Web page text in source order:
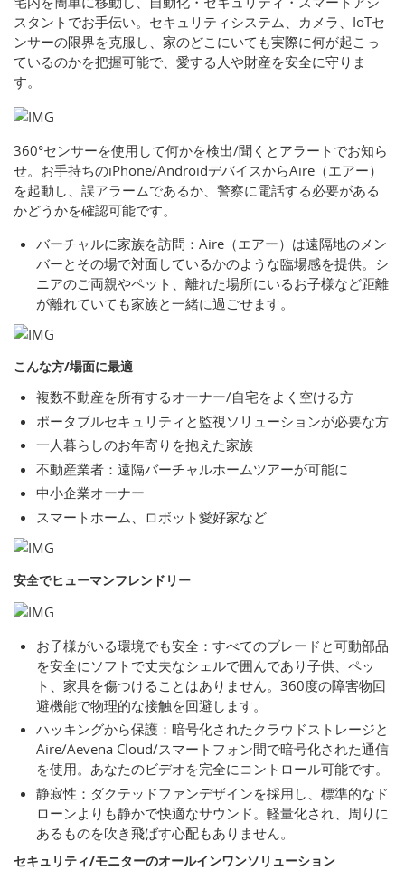
スタントでお手伝い。セキュリティシステム、カメラ、IoTセ
ンサーの限界を克服し、家のどこにいても実際に何が起こっ
ているのかを把握可能で、愛する人や財産を安全に守りま
す。
360°センサーを使用して何かを検出/聞くとアラートでお知ら
せ。お手持ちのiPhone/AndroidデバイスからAire（エアー）
を起動し、誤アラームであるか、警察に電話する必要がある
かどうかを確認可能です。
バーチャルに家族を訪問：Aire（エアー）は遠隔地のメン
バーとその場で対面しているかのような臨場感を提供。シ
ニアのご両親やペット、離れた場所にいるお子様など距離
が離れていても家族と一緒に過ごせます。
こんな方/場面に最適
複数不動産を所有するオーナー/自宅をよく空ける方
ポータブルセキュリティと監視ソリューションが必要な方
一人暮らしのお年寄りを抱えた家族
不動産業者：遠隔バーチャルホームツアーが可能に
中小企業オーナー
スマートホーム、ロボット愛好家など
安全でヒューマンフレンドリー
お子様がいる環境でも安全：すべてのブレードと可動部品
を安全にソフトで丈夫なシェルで囲んであり子供、ペッ
ト、家具を傷つけることはありません。360度の障害物回
避機能で物理的な接触を回避します。
ハッキングから保護：暗号化されたクラウドストレージと
Aire/Aevena Cloud/スマートフォン間で暗号化された通信
を使用。あなたのビデオを完全にコントロール可能です。
静寂性：ダクテッドファンデザインを採用し、標準的なド
ローンよりも静かで快適なサウンド。軽量化され、周りに
あるものを吹き飛ばす心配もありません。
セキュリティ/モニターのオールインワンソリューション